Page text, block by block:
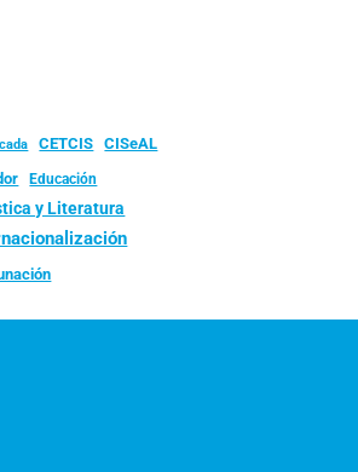
CETCIS CISeAL
Educación
y Literatura